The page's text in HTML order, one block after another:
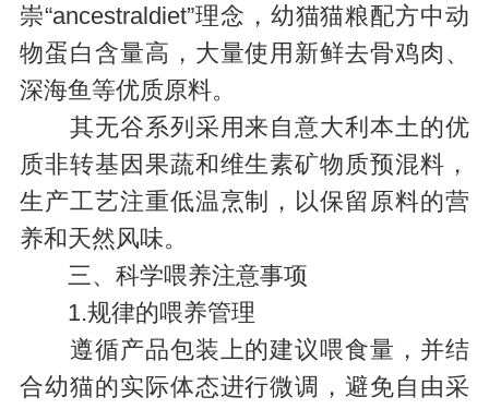
崇“ancestraldiet”理念，幼猫猫粮配方中动
物蛋白含量高，大量使用新鲜去骨鸡肉、
深海鱼等优质原料。
其无谷系列采用来自意大利本土的优
质非转基因果蔬和维生素矿物质预混料，
生产工艺注重低温烹制，以保留原料的营
养和天然风味。
三、科学喂养注意事项
1.规律的喂养管理
遵循产品包装上的建议喂食量，并结
合幼猫的实际体态进行微调，避免自由采